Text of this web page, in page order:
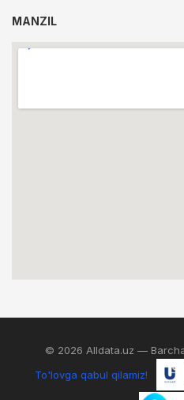
MANZIL
© 2026 Alldata.uz —
To'lovga qabul qilamiz!